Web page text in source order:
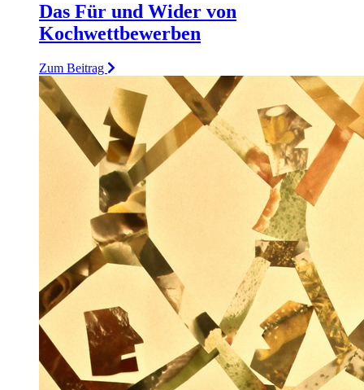
Das Für und Wider von
Kochwettbewerben
Zum Beitrag